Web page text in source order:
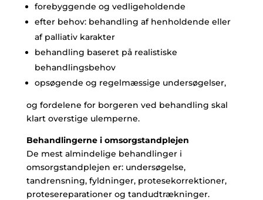
forebyggende og vedligeholdende
efter behov: behandling af henholdende eller
af palliativ karakter
behandling baseret på realistiske
behandlingsbehov
opsøgende og regelmæssige undersøgelser,
og fordelene for borgeren ved behandling skal
klart overstige ulemperne.
Behandlingerne i omsorgstandplejen
De mest almindelige behandlinger i
omsorgstandplejen er: undersøgelse,
tandrensning, fyldninger, protesekorrektioner,
protesereparationer og tandudtrækninger.